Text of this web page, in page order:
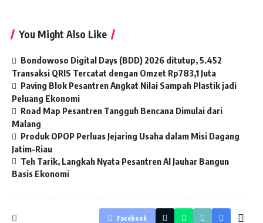
You Might Also Like
Bondowoso Digital Days (BDD) 2026 ditutup, 5.452
Transaksi QRIS Tercatat dengan Omzet Rp783,1 Juta
Paving Blok Pesantren Angkat Nilai Sampah Plastik jadi
Peluang Ekonomi
Road Map Pesantren Tangguh Bencana Dimulai dari
Malang
Produk OPOP Perluas Jejaring Usaha dalam Misi Dagang
Jatim-Riau
Teh Tarik, Langkah Nyata Pesantren Al Jauhar Bangun
Basis Ekonomi
Facebook